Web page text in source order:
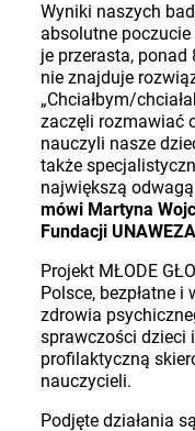
Wyniki naszych
absolutne
je przerasta, ponad
nie znajduje
„Chciałbym/
zaczęli rozmawiać
nauczyli nasze
także
największą
mówi Martyna
Fundacji
Projekt MŁODE
Polsce, bezpłatne i
zdrowia
sprawczości dzieci
profilaktyczną
nauczycieli.
Podjęte działania